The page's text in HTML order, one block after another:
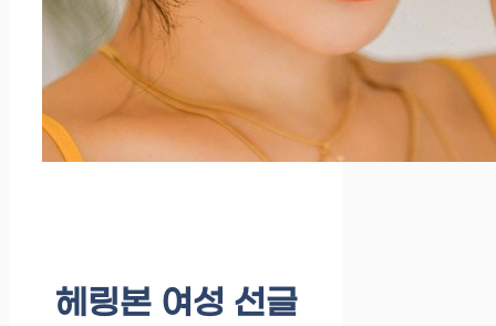
헤링본 여성 선글